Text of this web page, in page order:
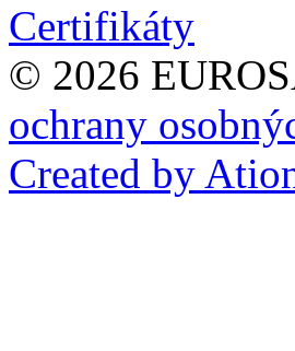
Certifikáty
© 2026
ochrany
Created by